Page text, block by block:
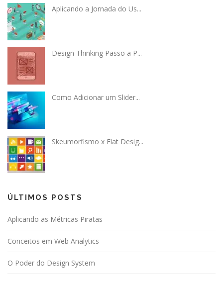
Aplicando a Jornada do Us...
Design Thinking Passo a P...
Como Adicionar um Slider...
Skeumorfismo x Flat Desig...
ÚLTIMOS POSTS
Aplicando as Métricas Piratas
Conceitos em Web Analytics
O Poder do Design System